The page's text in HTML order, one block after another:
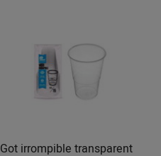
Got irrompible transparent